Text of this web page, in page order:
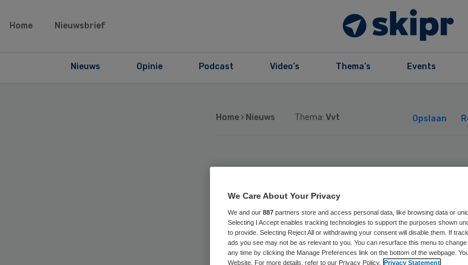
Home Nieuwsbrief
Nieuws Opinie Podcast Video’s Thema’s Events
Home › Nieuws Thema:Vvt Opslaan
Oud-
Royston
zzp’er aan de
We Care About Your Privacy
We and our 887 partners store and access personal data, like browsing data or
Selecting I Accept enables tracking technologies to support the purposes shown
to provide. Selecting Reject All or withdrawing your consent will disable them. If
ads you see may not be as relevant to you. You can resurface this menu to
any time by clicking the Manage Preferences link on the bottom of the webpage.
Website. For more details, refer to our Privacy Policy. Privacy Statement